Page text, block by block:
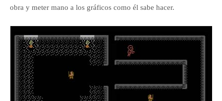
obra y meter mano a los gráficos como él sabe hacer.